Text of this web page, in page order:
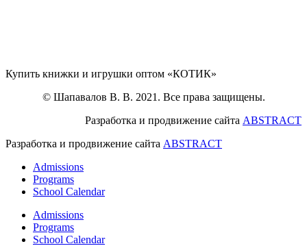
Купить книжки и игрушки оптом «КОТИК»
© Шапавалов В. В. 2021. Все права защищены.
Разработка и продвижение сайта ABSTRACT
Разработка и продвижение сайта ABSTRACT
Admissions
Programs
School Calendar
Admissions
Programs
School Calendar